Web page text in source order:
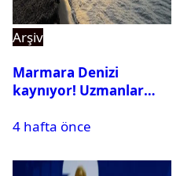
Arşiv
Marmara Denizi
kaynıyor! Uzmanlar
4 hafta önce